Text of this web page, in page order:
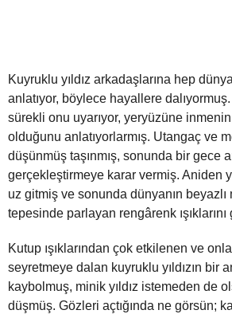
Kuyruklu yıldız arkadaşlarına hep
anlatıyor, böylece hayallere
sürekli onu uyarıyor, yeryüzüne
olduğunu anlatıyorlarmış. Utangaç ve
düşünmüş taşınmış, sonunda bir gece
gerçekleştirmeye karar vermiş. Aniden
uz gitmiş ve sonunda dünyanın
tepesinde parlayan rengârenk ışıklarını
Kutup ışıklarından çok etkilenen ve
seyretmeye dalan kuyruklu yıldızın bir
kaybolmuş, minik yıldız istemeden de
düşmüş. Gözleri açtığında ne görsün;